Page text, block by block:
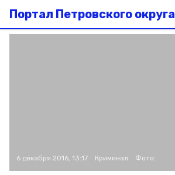
Портал Петровского округа
6 декабря 2016, 13:17 Криминал Фото: